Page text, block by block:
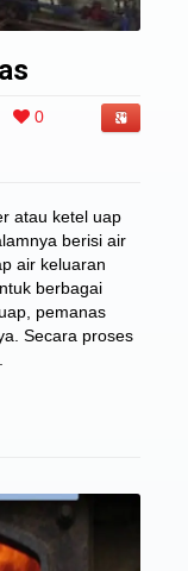
0
atau ketel uap
berisi air
air keluaran
berbagai
pemanas
Secara proses